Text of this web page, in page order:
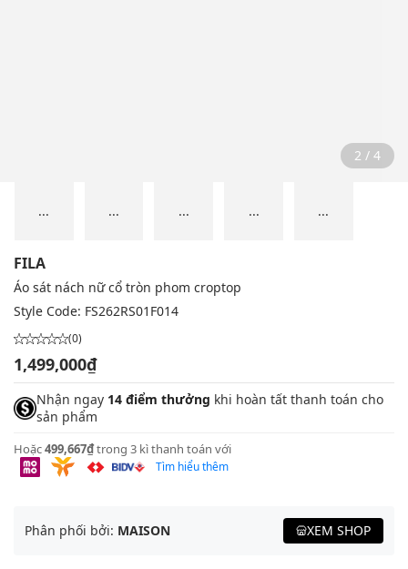
2 / 4
... ... ... ... ...
FILA
Áo sát nách nữ cổ tròn phom croptop
Style Code: FS262RS01F014
(0)
1,499,000₫
Nhận ngay 14 điểm thưởng khi hoàn tất thanh toán cho
sản phẩm
Hoặc499,667₫trong 3 kì thanh toán với
Tìm hiểu thêm
Phân phối bởi: MAISON XEM SHOP